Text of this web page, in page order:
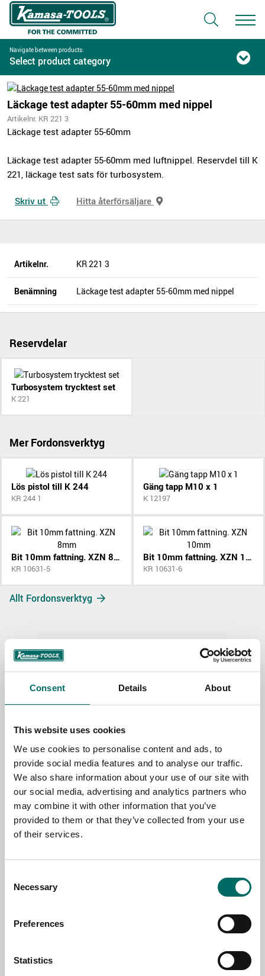
Consent Details About
This website uses cookies
We use cookies to personalise content and ads, to
provide social media features and to analyse our traffic.
We also share information about your use of our site with
our social media, advertising and analytics partners who
may combine it with other information that you’ve
provided to them or that they’ve collected from your use
of their services.
Selection
Necessary
Preferences
Statistics
Navigate between products:
Select product category
Läckage test adapter 55-60mm med nippel
Artikelnr. KR 221 3
Läckage test adapter 55-60mm
Läckage test adapter 55-60mm med luftnippel. Reservdel till K
221, läckage test sats för turbosystem.
Skriv ut Hitta återförsäljare
Artikelnr. KR 221 3
Benämning Läckage test adapter 55-60mm med nippel
Reservdelar
Turbosystem trycktest set
K 221
Mer Fordonsverktyg
Lös pistol till K 244
KR 244 1
Gäng tapp M10 x 1
K 12197
Bit 10mm fattning. XZN 8mm
KR 10631-5
Bit 10mm fattning. XZN 10mm
KR 10631-6
Allt Fordonsverktyg
Contact us
NAME
EMAIL
SELECT COUNTRY
MESSAGE (written in english)